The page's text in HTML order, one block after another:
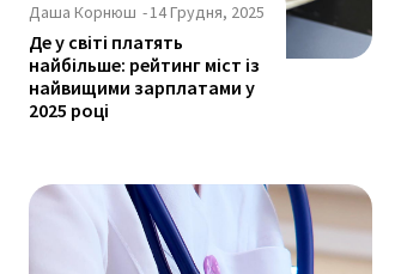
Даша Корнюш -14 Грудня, 2025
Де у світі платять
найбільше: рейтинг міст із
найвищими зарплатами у
2025 році